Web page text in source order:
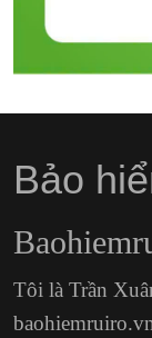
Bảo
Tôi là Trần